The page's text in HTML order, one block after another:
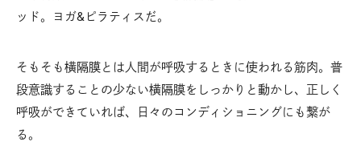
ッド。ヨガ&ピラティスだ。
そもそも横隔膜とは人間が呼吸するときに使われる筋肉。普
段意識することの少ない横隔膜をしっかりと動かし、正しく
呼吸ができていれば、日々のコンディショニングにも繋が
る。